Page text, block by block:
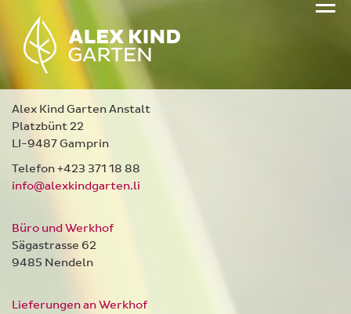
Alex Kind Garten Anstalt
Platzbünt 22
LI-9487 Gamprin
Telefon +423 371 18 88
info@alexkindgarten.li
Büro und Werkhof
Sägastrasse 62
9485 Nendeln
Lieferungen an Werkhof